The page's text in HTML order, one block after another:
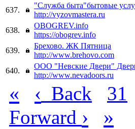
637.
"Служба быта"бытовые
http://vyzovmastera.ru
638.
OBOGREV.info
https://obogrev.info
639.
Брехово. ЖК Пятница
http://www.brehovo.com
640.
ООО "Невские Двери"
http://www.nevadoors.ru
« ‹ Back 31
Forward › »